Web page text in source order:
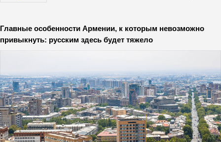
Главные особенности Армении, к которым невозможно
привыкнуть: русским здесь будет тяжело